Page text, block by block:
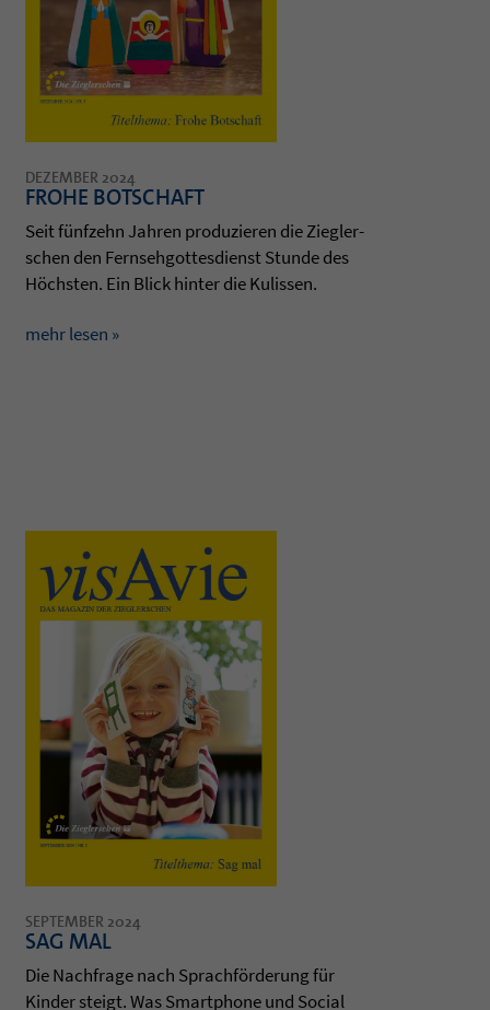
DEZEMBER 2024
FROHE BOTSCHAFT
Seit fünfzehn Jah­ren pro­du­zie­ren die Zieg­ler­
schen den Fern­seh­got­tes­dienst Stunde des
Höchs­ten. Ein Blick hin­ter die Kulis­sen.
mehr lesen »
SEPTEMBER 2024
SAG MAL
Die Nach­frage nach Sprachförde­rung für
Kin­der steigt. Was Smart­phone und Social